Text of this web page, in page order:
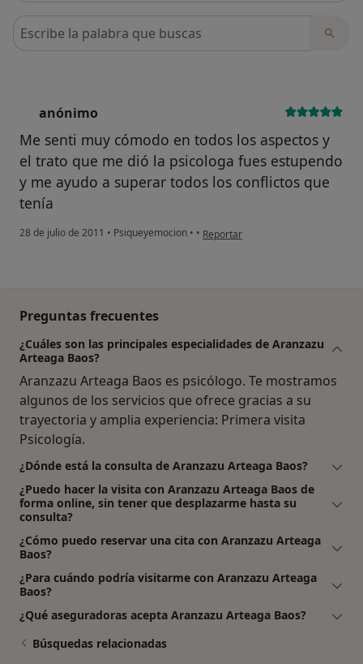
Busca en opiniones
anónimo
Me senti muy cómodo en todos los aspectos y
el trato que me dió la psicologa fues estupendo
y me ayudo a superar todos los conflictos que
tenía
28 de julio de 2011 • Psiqueyemocion • • en opinión del usuario anónimo
Reportar
Preguntas frecuentes
¿Cuáles son las principales especialidades de Aranzazu
Arteaga Baos?
Aranzazu Arteaga Baos es psicólogo. Te mostramos
algunos de los servicios que ofrece gracias a su
trayectoria y amplia experiencia: Primera visita
Psicología.
¿Dónde está la consulta de Aranzazu Arteaga Baos?
¿Puedo hacer la visita con Aranzazu Arteaga Baos de
forma online, sin tener que desplazarme hasta su
consulta?
¿Cómo puedo reservar una cita con Aranzazu Arteaga
Baos?
¿Para cuándo podría visitarme con Aranzazu Arteaga
Baos?
¿Qué aseguradoras acepta Aranzazu Arteaga Baos?
Búsquedas relacionadas